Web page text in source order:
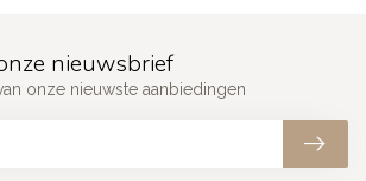
nieuwsbrief
onze nieuwste aanbiedingen